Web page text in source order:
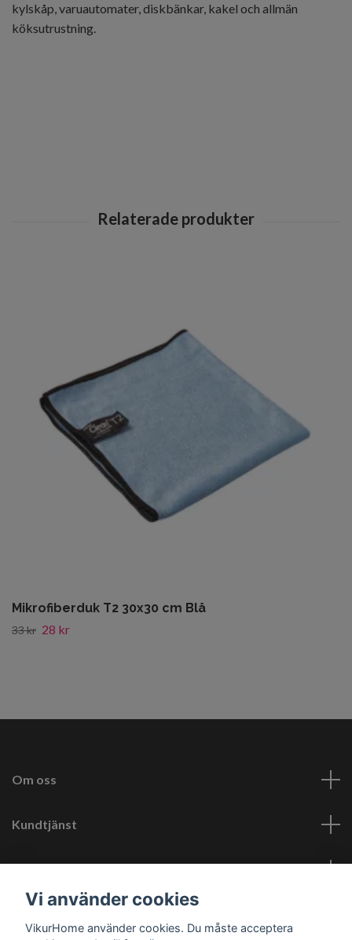
kylskåp, varuautomater, diskbänkar, kakel och allmän
köksutrustning.
Mikrofiberduk T2 30x30 cm Blå
33 kr 28 kr
Om oss
Kundtjänst
Läs mer
Vi använder cookies
VikurHome använder cookies. Du måste acceptera